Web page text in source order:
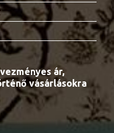
ár,
vásárlásokra